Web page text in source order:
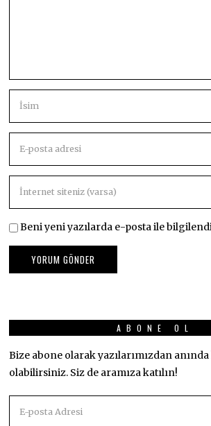
Beni yeni yazılarda e-posta ile
ABONE OL
Bize abone olarak yazılarımızdan
olabilirsiniz. Siz de aramıza katılın!
posta